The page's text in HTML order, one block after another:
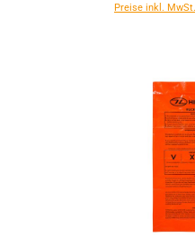
Preise inkl.